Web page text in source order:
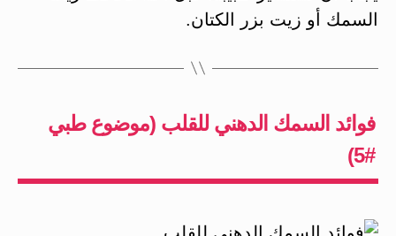
السمك أو زيت بزر الكتان.
فوائد السمك الدهني للقلب (موضوع طبي
#5)